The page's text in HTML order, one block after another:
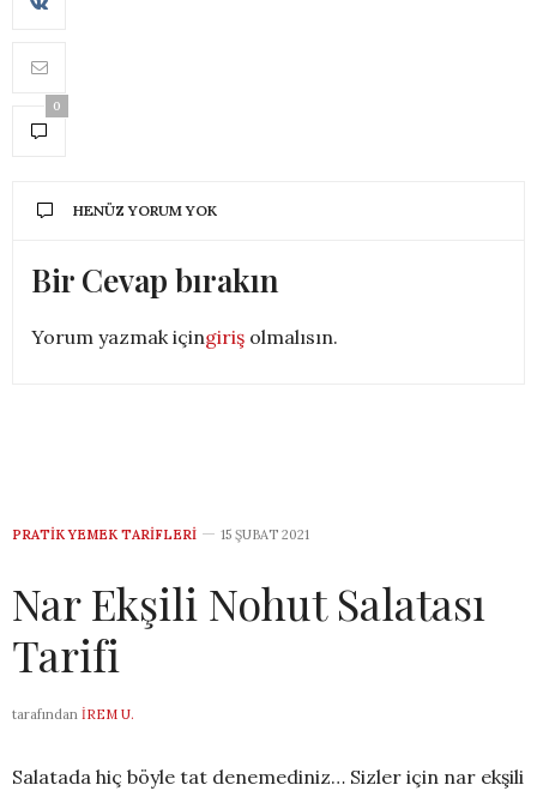
0
HENÜZ YORUM YOK
Bir Cevap bırakın
Yorum yazmak içingiriş olmalısın.
PRATIK YEMEK TARIFLERI 15 ŞUBAT 2021
Nar Ekşili Nohut Salatası
Tarifi
tarafından İREM U.
Salatada hiç böyle tat denemediniz… Sizler için nar ekşili